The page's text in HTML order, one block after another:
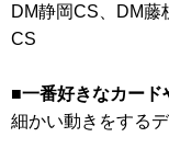
DM静岡CS、DM藤
CS
■一番好きなカード
細かい動きをする